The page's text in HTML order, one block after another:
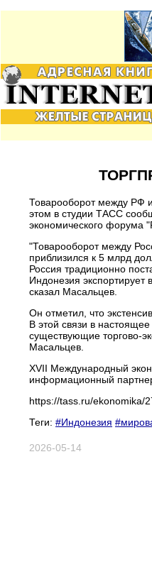
Товарооборот между РФ
этом в студии ТАСС
экономического форума
"Товарооборот между
приблизился к 5 млрд
Россия традиционно
Индонезия
сказал Масальцев.
Он отметил, что
В этой связи в
существующие торгово-
Масальцев.
XVII Международный
информационный
https://tass.ru/ekonomika/
Теги: #Индонезия
2026-05-14